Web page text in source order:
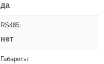
да
RS485:
нет
Габариты: